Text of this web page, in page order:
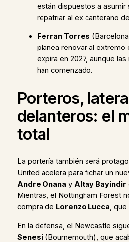
están dispuestos a asumir
repatriar al ex canterano
Ferran Torres
planea renovar al extremo
expira en 2027, aunque
han comenzado.
Porteros,
delanteros: el
total
La portería también será
United acelera para fichar un
Andre Onana y Altay Bayindir
Mientras, el Nottingham Forest
compra de Lorenzo Lucca, que
En la defensa, el Newcastle
Senesi(Bournemouth), que